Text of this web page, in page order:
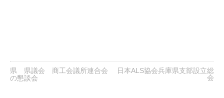
県 県議会 商工会議所連合会
の懇談会
日本ALS協会兵庫県支部設立総
会